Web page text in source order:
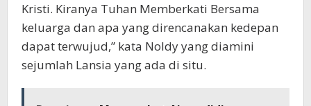
Kristi. Kiranya Tuhan Memberkati Bersama
keluarga dan apa yang direncanakan kedepan
dapat terwujud,” kata Noldy yang diamini
sejumlah Lansia yang ada di situ.